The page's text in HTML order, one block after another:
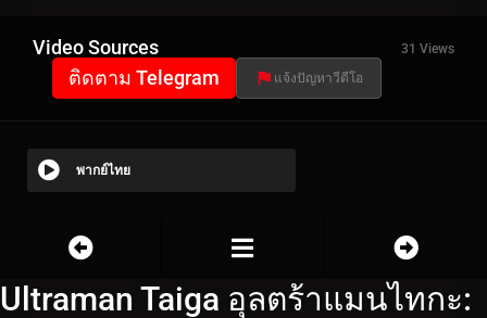
Video Sources 31 Views
ติดตาม Telegram แจ้งปัญหาวีดีโอ
พากย์ไทย
Ultraman Taiga อุลตร้าแมนไทกะ: